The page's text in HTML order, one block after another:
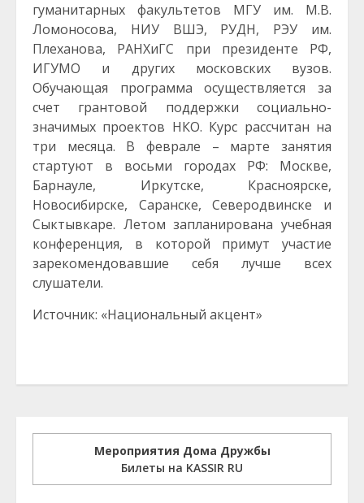
гуманитарных факультетов МГУ им. М.В.
Ломоносова, НИУ ВШЭ, РУДН, РЭУ им.
Плеханова, РАНХиГС при президенте РФ,
ИГУМО и других московских вузов.
Обучающая программа осуществляется за
счет грантовой поддержки социально-
значимых проектов НКО. Курс рассчитан на
три месяца. В феврале – марте занятия
стартуют в восьми городах РФ: Москве,
Барнауле, Иркутске, Красноярске,
Новосибирске, Саранске, Северодвинске и
Сыктывкаре. Летом запланирована учебная
конференция, в которой примут участие
зарекомендовавшие себя лучше всех
слушатели.
Источник: «Национальный акцент»
Мероприятия Дома Дружбы
Билеты на KASSIR RU